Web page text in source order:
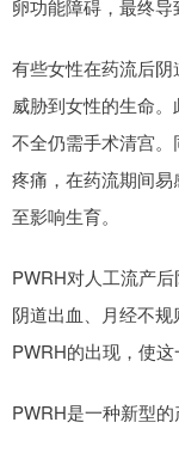
卵功能障碍，最终导
有些女性在药流后
威胁到女性的生命
不全仍需手术清宫
疼痛，在药流期间
至影响生育。
PWRH对人工流产
阴道出血、月经不
PWRH的出现，使这
PWRH是一种新型